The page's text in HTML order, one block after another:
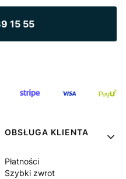
15 55
OBSŁUGA KLIENTA
Płatności
Szybki zwrot